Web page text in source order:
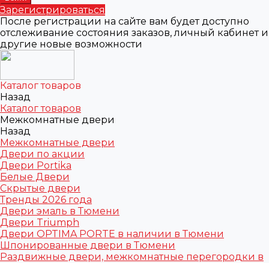
Зарегистрироваться
После регистрации на сайте вам будет доступно
отслеживание состояния заказов, личный кабинет и
другие новые возможности
Каталог товаров
Назад
Каталог товаров
Межкомнатные двери
Назад
Межкомнатные двери
Двери по акции
Двери Portika
Белые Двери
Скрытые двери
Тренды 2026 года
Двери эмаль в Тюмени
Двери Triumph
Двери OPTIMA PORTE в наличии в Тюмени
Шпонированные двери в Тюмени
Раздвижные двери, межкомнатные перегородки в